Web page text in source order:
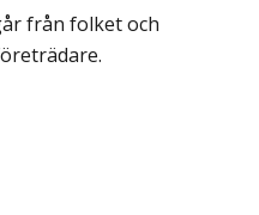
från folket och